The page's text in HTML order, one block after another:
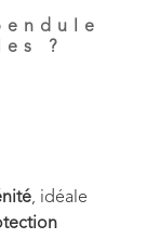
?
, idéale